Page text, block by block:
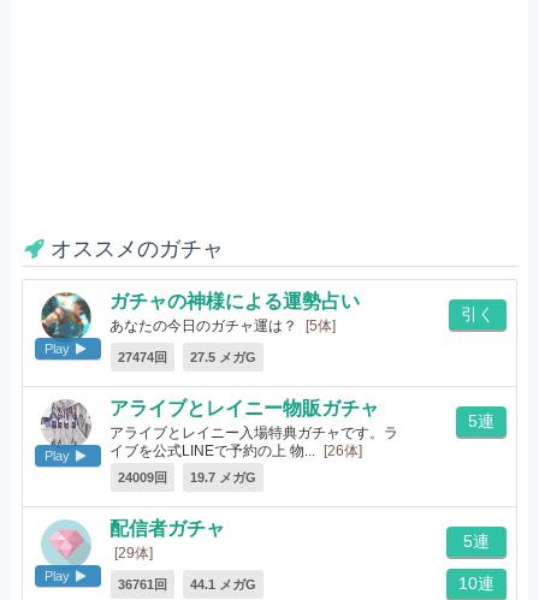
オススメのガチャ
Play
ガチャの神様による運勢占い
あなたの今日のガチャ運は？ [5体]
27474回 27.5 メガG
引く
Play
アライブとレイニー物販ガチャ
アライブとレイニー入場特典ガチャです。ラ
イブを公式LINEで予約の上 物...
[26体]
24009回 19.7 メガG
5連
Play
配信者ガチャ
[29体]
36761回 44.1 メガG
5連
10連